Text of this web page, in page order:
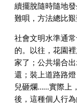
續擺脫隨時隨地
難唄，方法總比艱
社會文明水準通
的。以往，花園
家了；公共場合
還；裝上道路路
兒砸爛……實際上
後，這種個人行